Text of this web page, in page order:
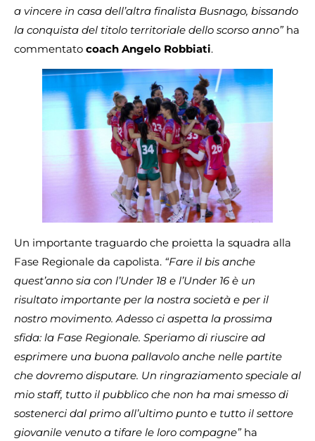
a vincere in casa dell’altra finalista Busnago, bissando
la conquista del titolo territoriale dello scorso anno”ha
commentato coach Angelo Robbiati.
Un importante traguardo che proietta la squadra alla
Fase Regionale da capolista. “Fare il bis anche
quest’anno sia con l’Under 18 e l’Under 16 è un
risultato importante per la nostra società e per il
nostro movimento. Adesso ci aspetta la prossima
sfida: la Fase Regionale. Speriamo di riuscire ad
esprimere una buona pallavolo anche nelle partite
che dovremo disputare. Un ringraziamento speciale al
mio staff, tutto il pubblico che non ha mai smesso di
sostenerci dal primo all’ultimo punto e tutto il settore
giovanile venuto a tifare le loro compagne”ha